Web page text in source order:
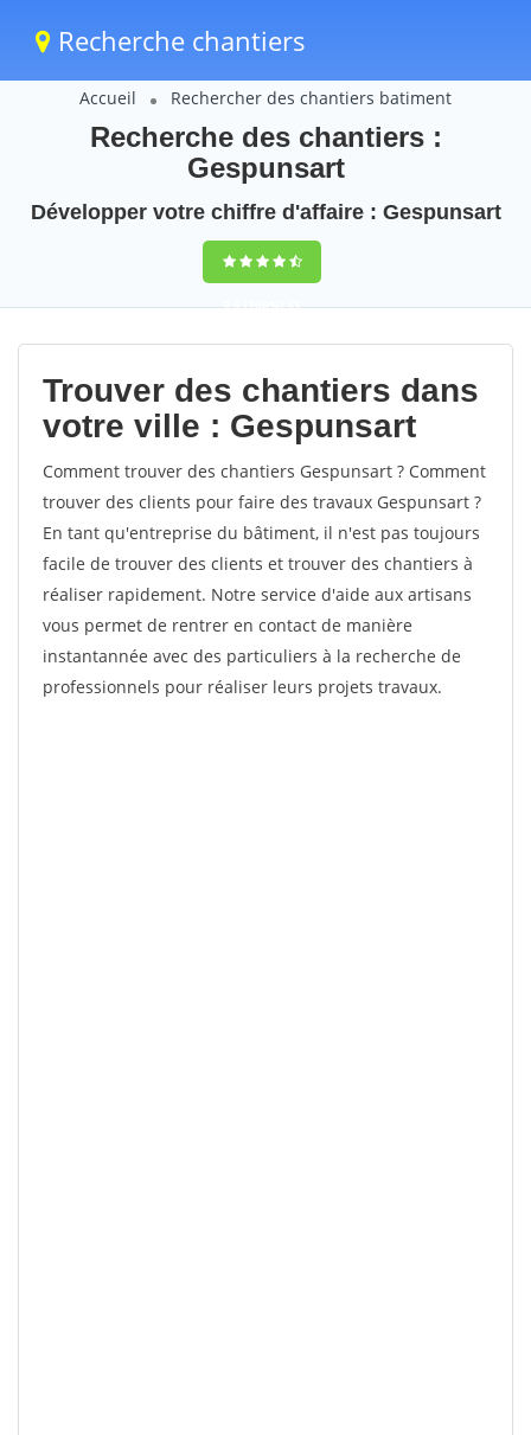
Recherche chantiers
Accueil Rechercher des chantiers batiment
Recherche des chantiers :
Gespunsart
Développer votre chiffre d'affaire : Gespunsart
9,5(100%)41
votes
Trouver des chantiers dans
votre ville : Gespunsart
Comment trouver des chantiers Gespunsart ? Comment
trouver des clients pour faire des travaux Gespunsart ?
En tant qu'entreprise du bâtiment, il n'est pas toujours
facile de trouver des clients et trouver des chantiers à
réaliser rapidement. Notre service d'aide aux artisans
vous permet de rentrer en contact de manière
instantannée avec des particuliers à la recherche de
professionnels pour réaliser leurs projets travaux.